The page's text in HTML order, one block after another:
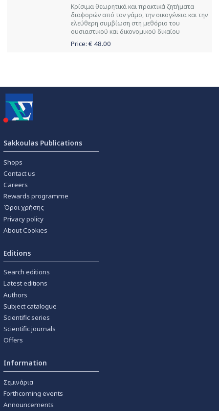
Κρίσιμα θεωρητικά και πρακτικά ζητήματα
διαφορών από τον γάμο, την οικογένεια και την
ελεύθερη συμβίωση στη μεθόριο του
ουσιαστικού και δικονομικού δικαίου
Price: € 48.00
Sakkoulas Publications
Shops
Contact us
Careers
Rewards programme
Όροι χρήσης
Privacy policy
About Cookies
Editions
Search editions
Latest editions
Authors
Subject catalogue
Scientific series
Scientific journals
Offers
Information
Σεμινάρια
Forthcoming events
Announcements